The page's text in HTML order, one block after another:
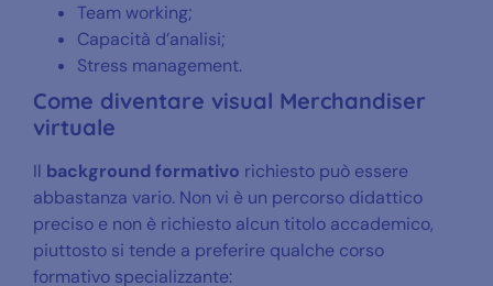
Team working;
Capacità d’analisi;
Stress management.
Come diventare visual Merchandiser
virtuale
Il background formativo richiesto può essere
abbastanza vario. Non vi è un percorso didattico
preciso e non è richiesto alcun titolo accademico,
piuttosto si tende a preferire qualche corso
formativo specializzante: